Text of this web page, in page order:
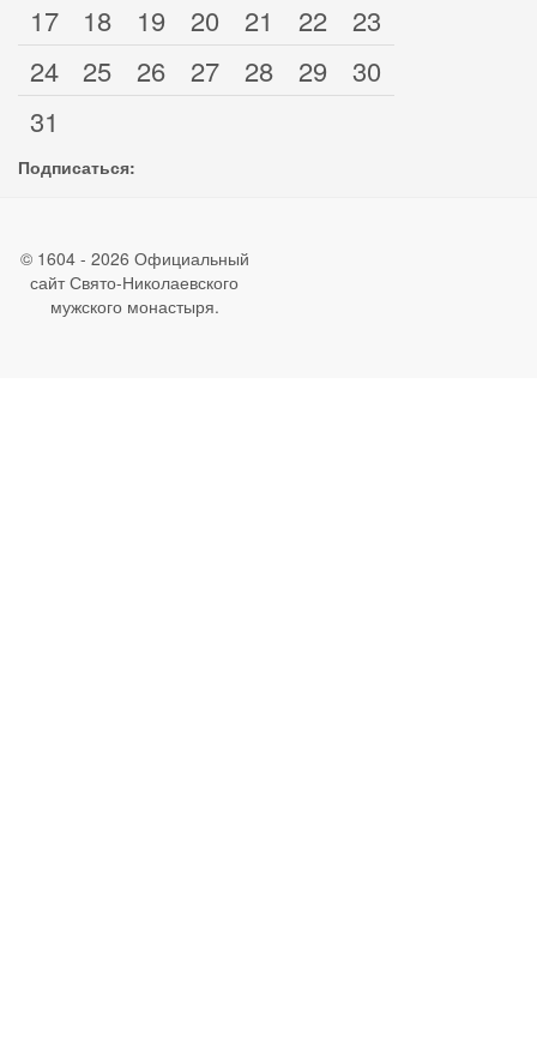
17
18 19 20 21 22
23
24
25 26 27 28 29
30
31
Подписаться:
© 1604 - 2026 Официальный
сайт Свято-Николаевского
мужского монастыря.